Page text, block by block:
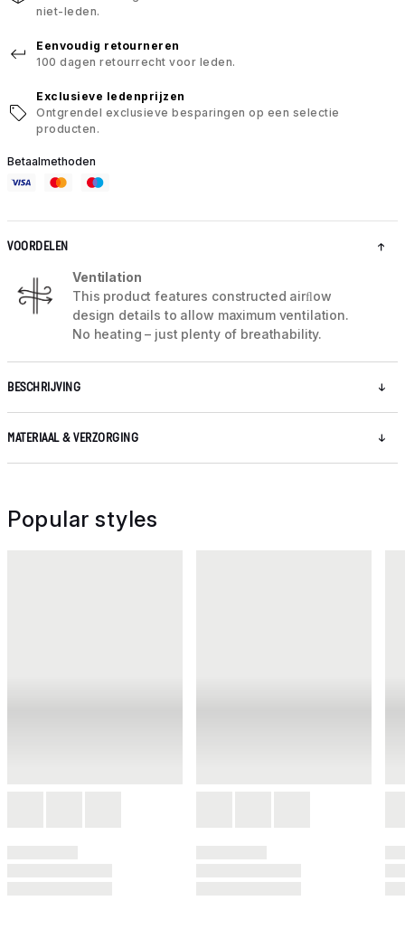
niet-leden.
Eenvoudig retourneren
100 dagen retourrecht voor leden.
Exclusieve ledenprijzen
Ontgrendel exclusieve besparingen op een selectie
producten.
Betaalmethoden
VOORDELEN
Ventilation
This product features constructed airﬂow
design details to allow maximum ventilation.
No heating – just plenty of breathability.
BESCHRIJVING
MATERIAAL & VERZORGING
Popular styles